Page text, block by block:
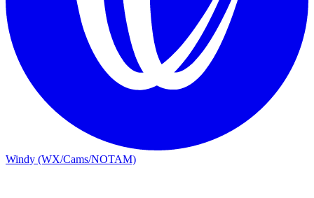
Windy (WX/Cams/NOTAM)